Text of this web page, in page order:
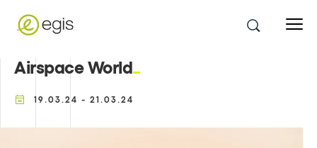
Airspace World
19.03.24 - 21.03.24